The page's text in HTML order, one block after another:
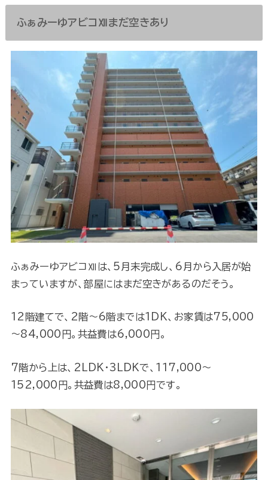
ふぁみーゆアビコⅫまだ空きあり
ふぁみーゆアビコⅫは、5月末完成し、6月から入居が始
まっていますが、部屋にはまだ空きがあるのだそう。
12階建てで、2階～6階までは1DK、お家賃は75,000
～84,000円。共益費は6,000円。
7階から上は、2LDK・3LDKで、117,000～
152,000円。共益費は8,000円です。